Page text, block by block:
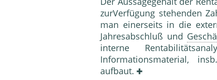
zurVerfügung stehenden
man einerseits in die
Jahresabschluß und
interne
Informationsmaterial,
aufbaut.